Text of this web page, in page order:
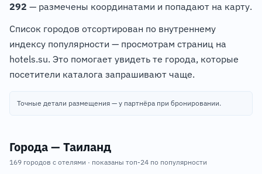
292 — размечены координатами и попадают на карту.
Список городов отсортирован по внутреннему
индексу популярности — просмотрам страниц на
hotels.su. Это помогает увидеть те города, которые
посетители каталога запрашивают чаще.
Точные детали размещения — у партнёра при бронировании.
Города — Таиланд
169 городов с отелями · показаны топ-24 по популярности